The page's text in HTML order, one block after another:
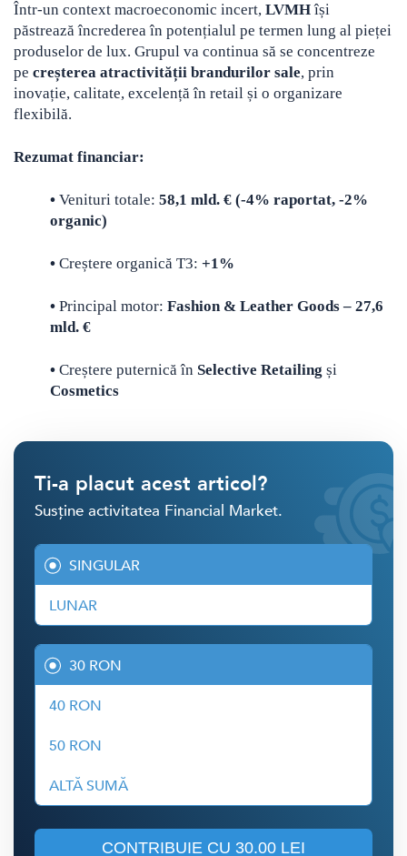
Într-un context macroeconomic incert, LVMHîși
păstrează încrederea în potențialul pe termen lung al pieței
produselor de lux. Grupul va continua să se concentreze
pe creșterea atractivității brandurilor sale, prin
inovație, calitate, excelență în retail și o organizare
flexibilă.
Rezumat financiar:
• Venituri totale: 58,1 mld. € (-4% raportat, -2%
organic)
• Creștere organică T3: +1%
• Principal motor: Fashion & Leather Goods – 27,6
mld. €
• Creștere puternică în Selective Retailing și
Cosmetics
Ti-a placut acest articol?
Susține activitatea Financial Market.
SINGULAR
LUNAR
30 RON
40 RON
50 RON
ALTĂ SUMĂ
CONTRIBUIE CU 30.00 LEI